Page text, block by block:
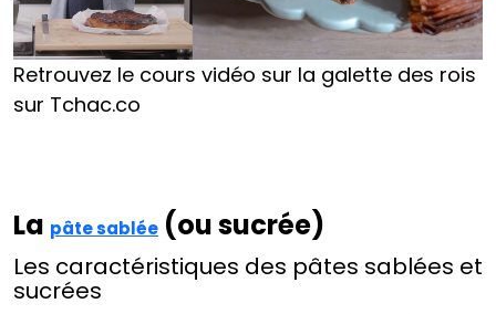
Retrouvez le cours vidéo sur la galette des rois
sur Tchac.co
La pâte sablée (ou sucrée)
Les caractéristiques des pâtes sablées et
sucrées